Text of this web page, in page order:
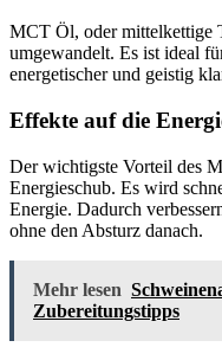
MCT Öl, oder mittelkettige
umgewandelt. Es ist ideal
energetischer und geistig
Effekte auf die
Der wichtigste Vorteil des
Energieschub. Es wird
Energie. Dadurch
ohne den Absturz danach.
Mehr lesen
Zubereitungstipps